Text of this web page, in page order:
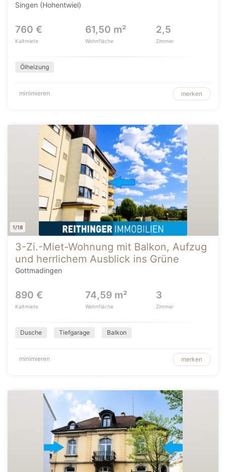
Singen (Hohentwiel)
760 €
Kaltmiete
61,50 m²
Wohnfläche
2,5
Zimmer
Ölheizung
minimieren merken
1/18
3-Zi.-Miet-Wohnung mit Balkon, Aufzug
und herrlichem Ausblick ins Grüne
Gottmadingen
890 €
Kaltmiete
74,59 m²
Wohnfläche
3
Zimmer
Dusche Tiefgarage Balkon
minimieren merken